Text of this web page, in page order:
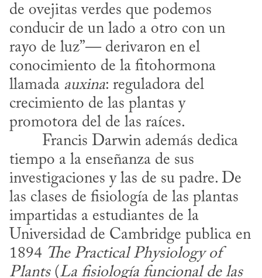
de ovejitas verdes que podemos
conducir de un lado a otro con un
rayo de luz”— derivaron en el
conocimiento de la fitohormona
llamada auxina: reguladora del
crecimiento de las plantas y
promotora del de las raíces.
tiempo a la enseñanza de sus
investigaciones y las de su padre. De
las clases de fisiología de las plantas
impartidas a estudiantes de la
Universidad de Cambridge publica en
1894 The Practical Physiology of
Plants (La fisiología funcional de las